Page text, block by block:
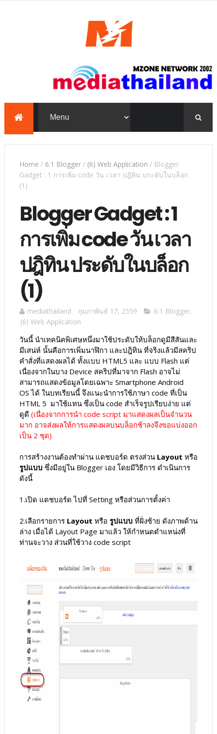
education, e-learning,
PowerPoint, TKP
Home / 6.1 Blogger / (6) Web Application / Blogger
Gadget : 1 การเพิ่ม code วัน เวลา ปฎิทิน ประดับในบล็อก
(1)
Blogger Gadget : 1
การเพิ่ม code วัน เวลา
ปฎิทิน ประดับในบล็อก
(1)
mediathailand กุมภาพันธ์ 17, 2559 6.1 Blogger,
(6) Web Application
วันนี้ นำเทคนิคพิเศษหนึ่งมาใช้ประดับให้บล็อกดูมีสีสันและ
มีเสน่ห์ นั้นคือการเพิ่มนาฬิกา และปฎิทิน ที่จริงแล้วมีสคริป
คำสั่งที่แสดงผลได้ ทั้งแบบ HTML5 และ แบบ Flash แต่
เนื่องจากในบาง Device สคริปที่มาจาก Flash อาจไม่
สามารถแสดงข้อมูลโดยเฉพาะ Smartphone Android
OS ได้ ในบทเรียนนี้ จึงแนะนำการใช้ภาษา code ที่เป็น
HTML 5 มาใช้แทน ซึ่งเป็น code สำเร็จรูปเรียบง่าย แต่
ดูดี (เนื่องจากการนำ code script มาแสดงผลเป็นจำนวน
มาก อาจส่งผลให้การแสดงผลบนบล็อกช้าลงจึงขอแบ่งออก
เป็น 2 ชุด)
การสร้างงานต้องทำผ่าน แดชบอร์ด ตรงส่วน Layout หรือ
รูปแบบ ซึ่งมีอยู่ใน Blogger เอง โดยมีวิธีการ ดำเนินการ
ดังนี้
1.เปิด แดชบอร์ด ไปที่ Setting หรือส่วนการตั้งค่า
2.เลือกรายการ Layout หรือ รูปแบบ ที่ฝั่งซ้าย ดังภาพด้าน
ล่าง เมื่อได้ Layout Page มาแล้ว ให้กำหนดตำแหน่งที่
ท่านจะวาง ส่วนที่ใช้วาง code script